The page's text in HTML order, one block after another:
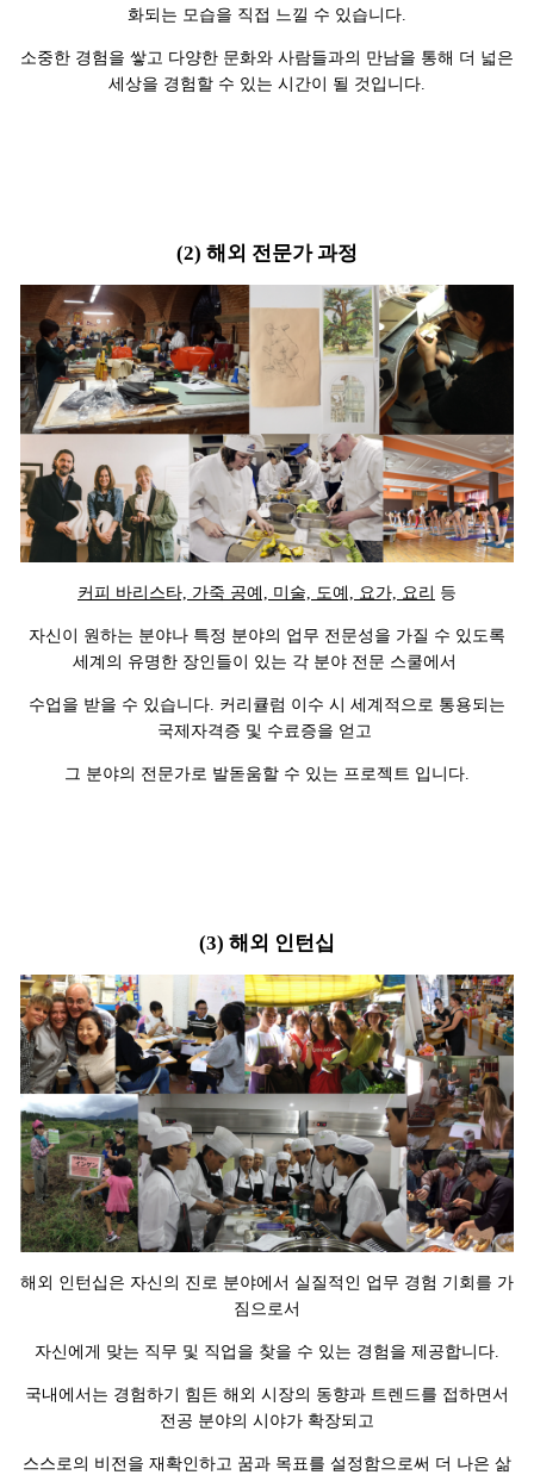
화되는 모습을 직접 느낄 수 있습니다.
소중한 경험을 쌓고 다양한 문화와 사람들과의 만남을 통해 더 넓은
세상을 경험할 수 있는 시간이 될 것입니다.
(2) 해외 전문가 과정
커피 바리스타, 가죽 공예, 미술, 도예, 요가, 요리 등
자신이 원하는 분야나 특정 분야의 업무 전문성을 가질 수 있도록
세계의 유명한 장인들이 있는 각 분야 전문 스쿨에서
수업을 받을 수 있습니다. 커리큘럼 이수 시 세계적으로 통용되는
국제자격증 및 수료증을 얻고
그 분야의 전문가로 발돋움할 수 있는 프로젝트 입니다.
(3) 해외 인턴십
해외 인턴십은 자신의 진로 분야에서 실질적인 업무 경험 기회를 가
짐으로서
자신에게 맞는 직무 및 직업을 찾을 수 있는 경험을 제공합니다.
국내에서는 경험하기 힘든 해외 시장의 동향과 트렌드를 접하면서
전공 분야의 시야가 확장되고
스스로의 비전을 재확인하고 꿈과 목표를 설정함으로써 더 나은 삶